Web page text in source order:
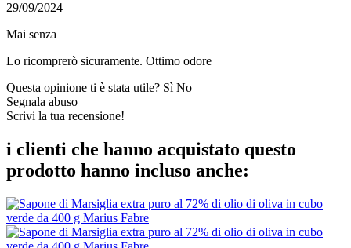
29/09/2024
Mai senza
Lo ricomprerò sicuramente. Ottimo odore
Questa opinione ti è stata utile? Sì No
Segnala abuso
Scrivi la tua recensione!
i clienti che hanno acquistato questo
prodotto hanno incluso anche: